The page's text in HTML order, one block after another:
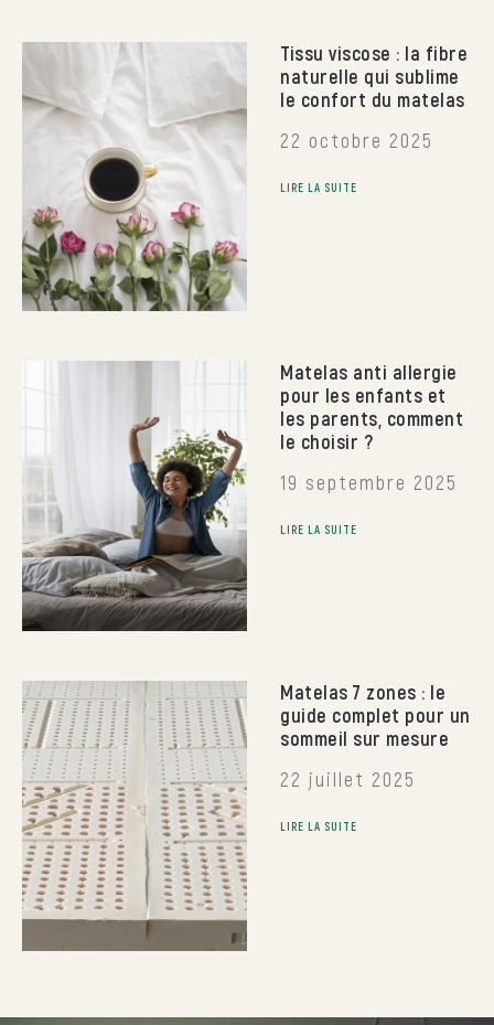
Tissu viscose : la fibre
naturelle qui sublime
le confort du matelas
22 octobre 2025
LIRE LA SUITE
Matelas anti allergie
pour les enfants et
les parents, comment
le choisir ?
19 septembre 2025
LIRE LA SUITE
Matelas 7 zones : le
guide complet pour un
sommeil sur mesure
22 juillet 2025
LIRE LA SUITE